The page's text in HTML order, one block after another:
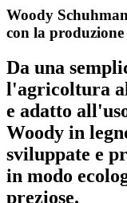
Woody
con la
Da una
l'agricoltura
e adatto
Woody in
sviluppate e
in modo
preziose.